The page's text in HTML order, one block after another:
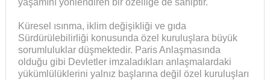
yaşamını yönlendiren bir özelliğe de sahiptir.
Küresel ısınma, iklim değişikliği ve gıda
Sürdürülebilirliği konusunda özel kuruluşlara büyük
sorumluluklar düşmektedir. Paris Anlaşmasında
olduğu gibi Devletler imzaladıkları anlaşmalardaki
yükümlülüklerini yalnız başlarına değil özel kuruluşları